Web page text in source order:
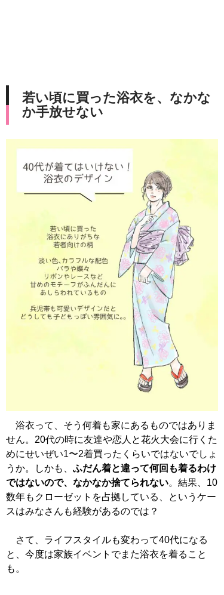
若い頃に買った浴衣を、なかな
か手放せない
浴衣って、そう何着も家にあるものではありま
せん。20代の時に友達や恋人と花火大会に行くた
めにせいぜい1〜2着買ったくらいではないでしょ
うか。しかも、 ふだん着と違って何回も着るわけ
ではないので、なかなか捨てられない。結果、10
数年もクローゼットを占拠している、というケー
スはみなさんも経験があるのでは？
さて、ライフスタイルも変わって40代になる
と、今度は家族イベントでまた浴衣を着ること
も。